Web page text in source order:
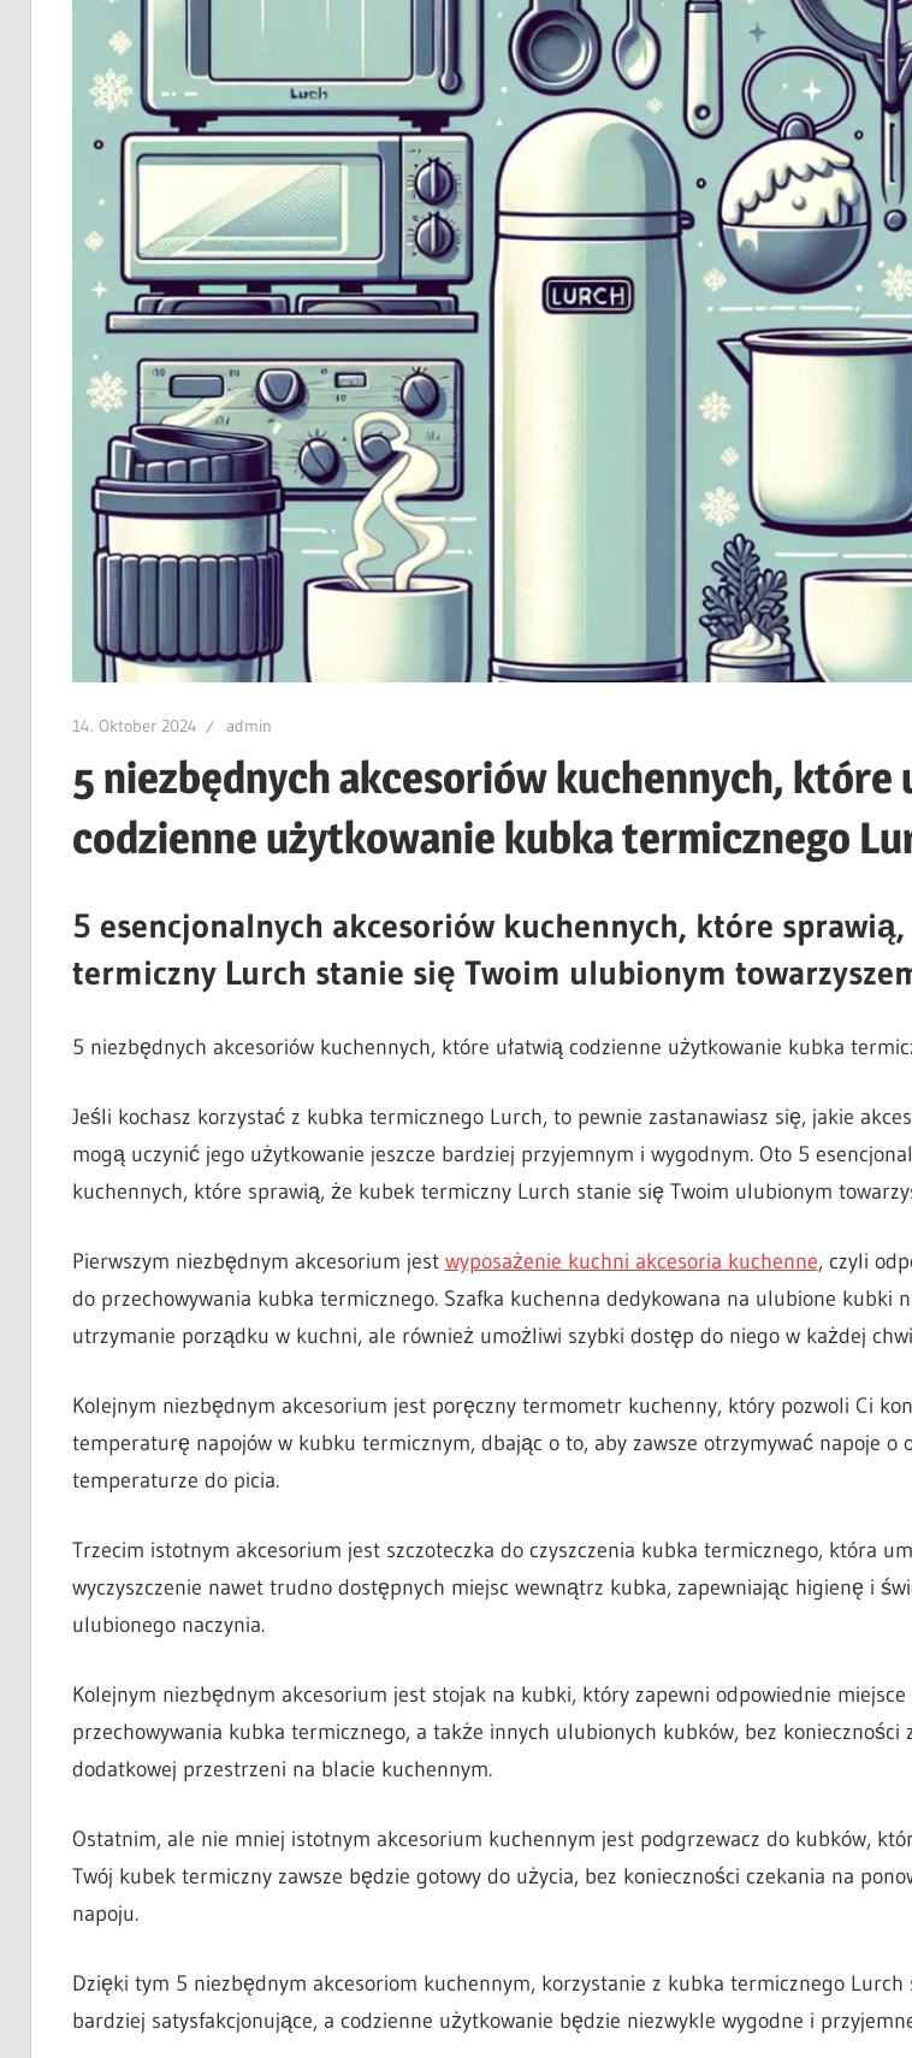
14. Oktober 2024 admin
5 niezbędnych akcesoriów kuchennych, które
codzienne użytkowanie kubka termicznego
5 esencjonalnych akcesoriów kuchennych, które
termiczny Lurch stanie się Twoim ulubionym
5 niezbędnych akcesoriów kuchennych, które ułatwią codzienne użytkowanie kubka
Jeśli kochasz korzystać z kubka termicznego Lurch, to pewnie zastanawiasz się, jakie
mogą uczynić jego użytkowanie jeszcze bardziej przyjemnym i wygodnym. Oto 5
kuchennych, które sprawią, że kubek termiczny Lurch stanie się Twoim ulubionym
Pierwszym niezbędnym akcesorium jest wyposażenie kuchni akcesoria kuchenne, czyli
do przechowywania kubka termicznego. Szafka kuchenna dedykowana na ulubione kubki
utrzymanie porządku w kuchni, ale również umożliwi szybki dostęp do niego w każdej
Kolejnym niezbędnym akcesorium jest poręczny termometr kuchenny, który pozwoli Ci
temperaturę napojów w kubku termicznym, dbając o to, aby zawsze otrzymywać napoje o
temperaturze do picia.
Trzecim istotnym akcesorium jest szczoteczka do czyszczenia kubka termicznego, która
wyczyszczenie nawet trudno dostępnych miejsc wewnątrz kubka, zapewniając higienę i
ulubionego naczynia.
Kolejnym niezbędnym akcesorium jest stojak na kubki, który zapewni odpowiednie miejsce
przechowywania kubka termicznego, a także innych ulubionych kubków, bez konieczności
dodatkowej przestrzeni na blacie kuchennym.
Ostatnim, ale nie mniej istotnym akcesorium kuchennym jest podgrzewacz do kubków,
Twój kubek termiczny zawsze będzie gotowy do użycia, bez konieczności czekania na
napoju.
Dzięki tym 5 niezbędnym akcesoriom kuchennym, korzystanie z kubka termicznego Lurch
bardziej satysfakcjonujące, a codzienne użytkowanie będzie niezwykle wygodne i